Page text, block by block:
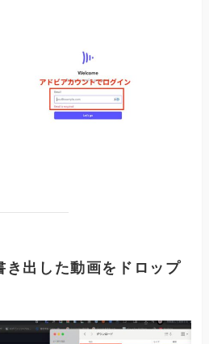
出した動画をドロップ